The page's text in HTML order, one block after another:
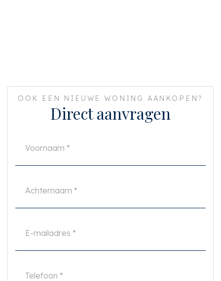
OOK EEN NIEUWE WONING AANKOPEN?
Direct aanvragen